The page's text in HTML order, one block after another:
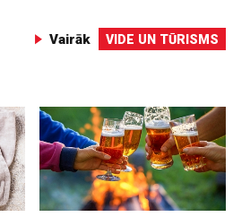
Vairāk VIDE UN TŪRISMS